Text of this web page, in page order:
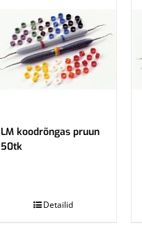
LM koodrõngas pruun
50tk
Detailid